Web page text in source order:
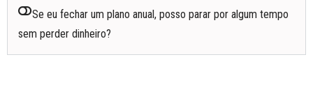
Se eu fechar um plano anual, posso parar por algum tempo
sem perder dinheiro?